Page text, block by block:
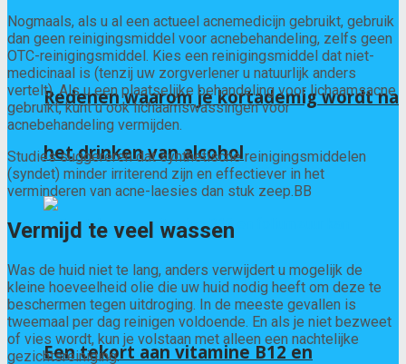
Redenen waarom je kortademig wordt na
het drinken van alcohol
Een tekort aan vitamine B12 en
Nogmaals, als u al een actueel acnemedicijn gebruikt, gebruik
dan geen reinigingsmiddel voor acnebehandeling, zelfs geen
OTC-reinigingsmiddel. Kies een reinigingsmiddel dat niet-
medicinaal is (tenzij uw zorgverlener u natuurlijk anders
vertelt). Als u een plaatselijke behandeling voor lichaamsacne
gebruikt, kunt u ook lichaamswassingen voor
acnebehandeling vermijden.
Studies suggereren dat synthetische reinigingsmiddelen
(syndet) minder irriterend zijn en effectiever in het
verminderen van acne-laesies dan stuk zeep.BB
Vermijd te veel wassen
Was de huid niet te lang, anders verwijdert u mogelijk de
kleine hoeveelheid olie die uw huid nodig heeft om deze te
beschermen tegen uitdroging. In de meeste gevallen is
tweemaal per dag reinigen voldoende. En als je niet bezweet
of vies wordt, kun je volstaan ​​met alleen een nachtelijke
gezichtsreiniging.